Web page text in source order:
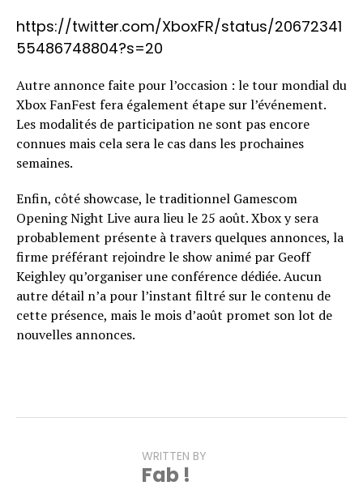
https://twitter.com/XboxFR/status/20672341
55486748804?s=20
Autre annonce faite pour l’occasion : le tour mondial du
Xbox FanFest fera également étape sur l’événement.
Les modalités de participation ne sont pas encore
connues mais cela sera le cas dans les prochaines
semaines.
Enfin, côté showcase, le traditionnel Gamescom
Opening Night Live aura lieu le 25 août. Xbox y sera
probablement présente à travers quelques annonces, la
firme préférant rejoindre le show animé par Geoff
Keighley qu’organiser une conférence dédiée. Aucun
autre détail n’a pour l’instant filtré sur le contenu de
cette présence, mais le mois d’août promet son lot de
nouvelles annonces.
WRITTEN BY
Fab !